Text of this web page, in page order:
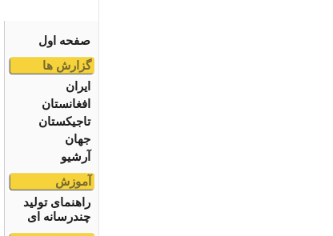
صفحه اول
گزارش ها
ایران
افغانستان
تاجیکستان
جهان
آرشیو
آموزش
راهنمای تولید
چندرسانه ای